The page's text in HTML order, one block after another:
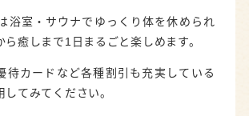
浴室・サウナでゆっくり体を休められ
ら癒しまで1日まるごと楽しめます。
待カードなど各種割引も充実している
してみてください。